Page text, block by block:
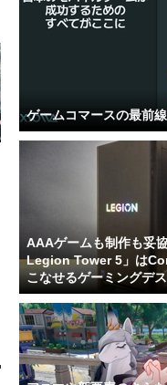
ゲームコマースの最前
AAAゲームも制作も妥
Legion Tower 5」は
こなせるゲーミングデ